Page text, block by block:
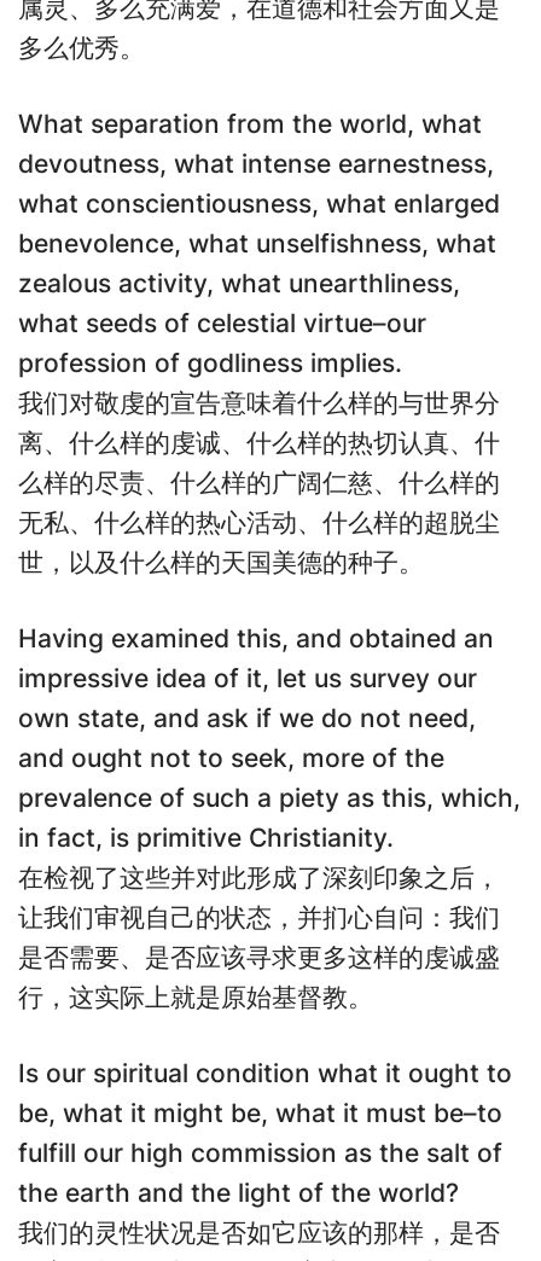
属灵、多么充满爱，在道德和社会方面又是
多么优秀。
What separation from the world, what
devoutness, what intense earnestness,
what conscientiousness, what enlarged
benevolence, what unselfishness, what
zealous activity, what unearthliness,
what seeds of celestial virtue–our
profession of godliness implies.
我们对敬虔的宣告意味着什么样的与世界分
离、什么样的虔诚、什么样的热切认真、什
么样的尽责、什么样的广阔仁慈、什么样的
无私、什么样的热心活动、什么样的超脱尘
世，以及什么样的天国美德的种子。
Having examined this, and obtained an
impressive idea of it, let us survey our
own state, and ask if we do not need,
and ought not to seek, more of the
prevalence of such a piety as this, which,
in fact, is primitive Christianity.
在检视了这些并对此形成了深刻印象之后，
让我们审视自己的状态，并扪心自问：我们
是否需要、是否应该寻求更多这样的虔诚盛
行，这实际上就是原始基督教。
Is our spiritual condition what it ought to
be, what it might be, what it must be–to
fulfill our high commission as the salt of
the earth and the light of the world?
我们的灵性状况是否如它应该的那样，是否